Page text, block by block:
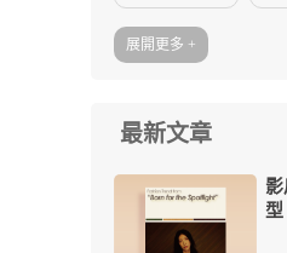
展開更多 +
最新文章
型